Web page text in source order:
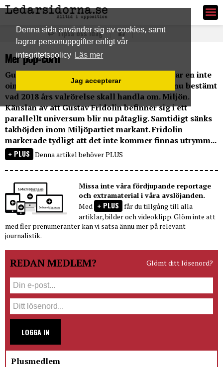
Denna sida använder sig av cookies, samt
lagrar personuppgifter enligt vår
integritetspolicy Läs mer
Jag accepterar
Ledarsidorna.se
Tipsa oss idag
Mer pop-corn
Gustav Fridolins tal till kongressombuden var en inte
ointressant upplevelse. Gustav Fridolin har nu bestämt
vad 2018 års valrörelse skall handla om. Miljön.
Känslan av att Gustav Fridolin befinner sig i ett
parallellt universum blir nu påtaglig. Samtidigt sänks
takhöjden inom Miljöpartiet markant. Fridolin
markerade tydligt att det inte kommer finnas utrymm...
PLUS Denna artikel behöver PLUS
Missa inte våra fördjupande reportage
och extramaterial i våra avslöjanden.
Med
PLUS får du tillgång till alla
artiklar, bilder och videoklipp. Glöm inte att
med fler prenumeranter kan vi satsa ännu mer på relevant
journalistik.
REDAN MEDLEM? Glömt ditt lösenord?
LOGGA IN
Plusmedlem